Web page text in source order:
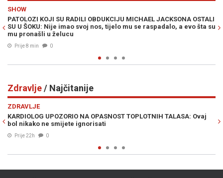
MICHAEL JACKSONA OSTALI
mu se raspadalo, a evo šta su
ZBOG MEMORIJALNOG CENTRA
zakonodavci traže od Trumpa
Zdravlje/ Najčitanije
TOPLOTNIH TALASA: Ovaj
IMATE GA U KUHINJI: Ova biljka
Alzheimerove bolesti